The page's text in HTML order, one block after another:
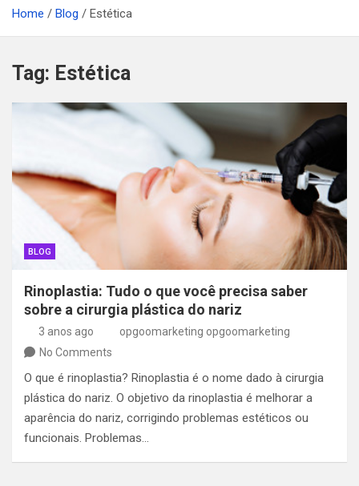
Home Blog Estética
Tag: Estética
BLOG
Rinoplastia: Tudo o que você precisa saber
sobre a cirurgia plástica do nariz
3 anos ago
opgoomarketing opgoomarketing
No Comments
O que é rinoplastia? Rinoplastia é o nome dado à cirurgia
plástica do nariz. O objetivo da rinoplastia é melhorar a
aparência do nariz, corrigindo problemas estéticos ou
funcionais. Problemas…